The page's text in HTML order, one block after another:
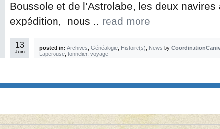
Boussole et de l’Astrolabe, les deux
expédition, nous .. read more
13
Juin
posted in: Archives Généalogie Histoire(s) News by
Lapérouse tonnelier, voyage